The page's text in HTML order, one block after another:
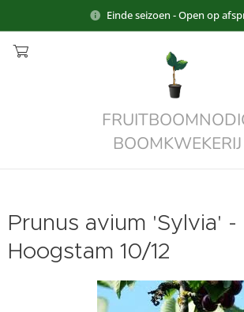
Einde seizoen - Open op
BOOMKWEKERIJ
Prunus avium 'Sylvia' -
Hoogstam 10/12